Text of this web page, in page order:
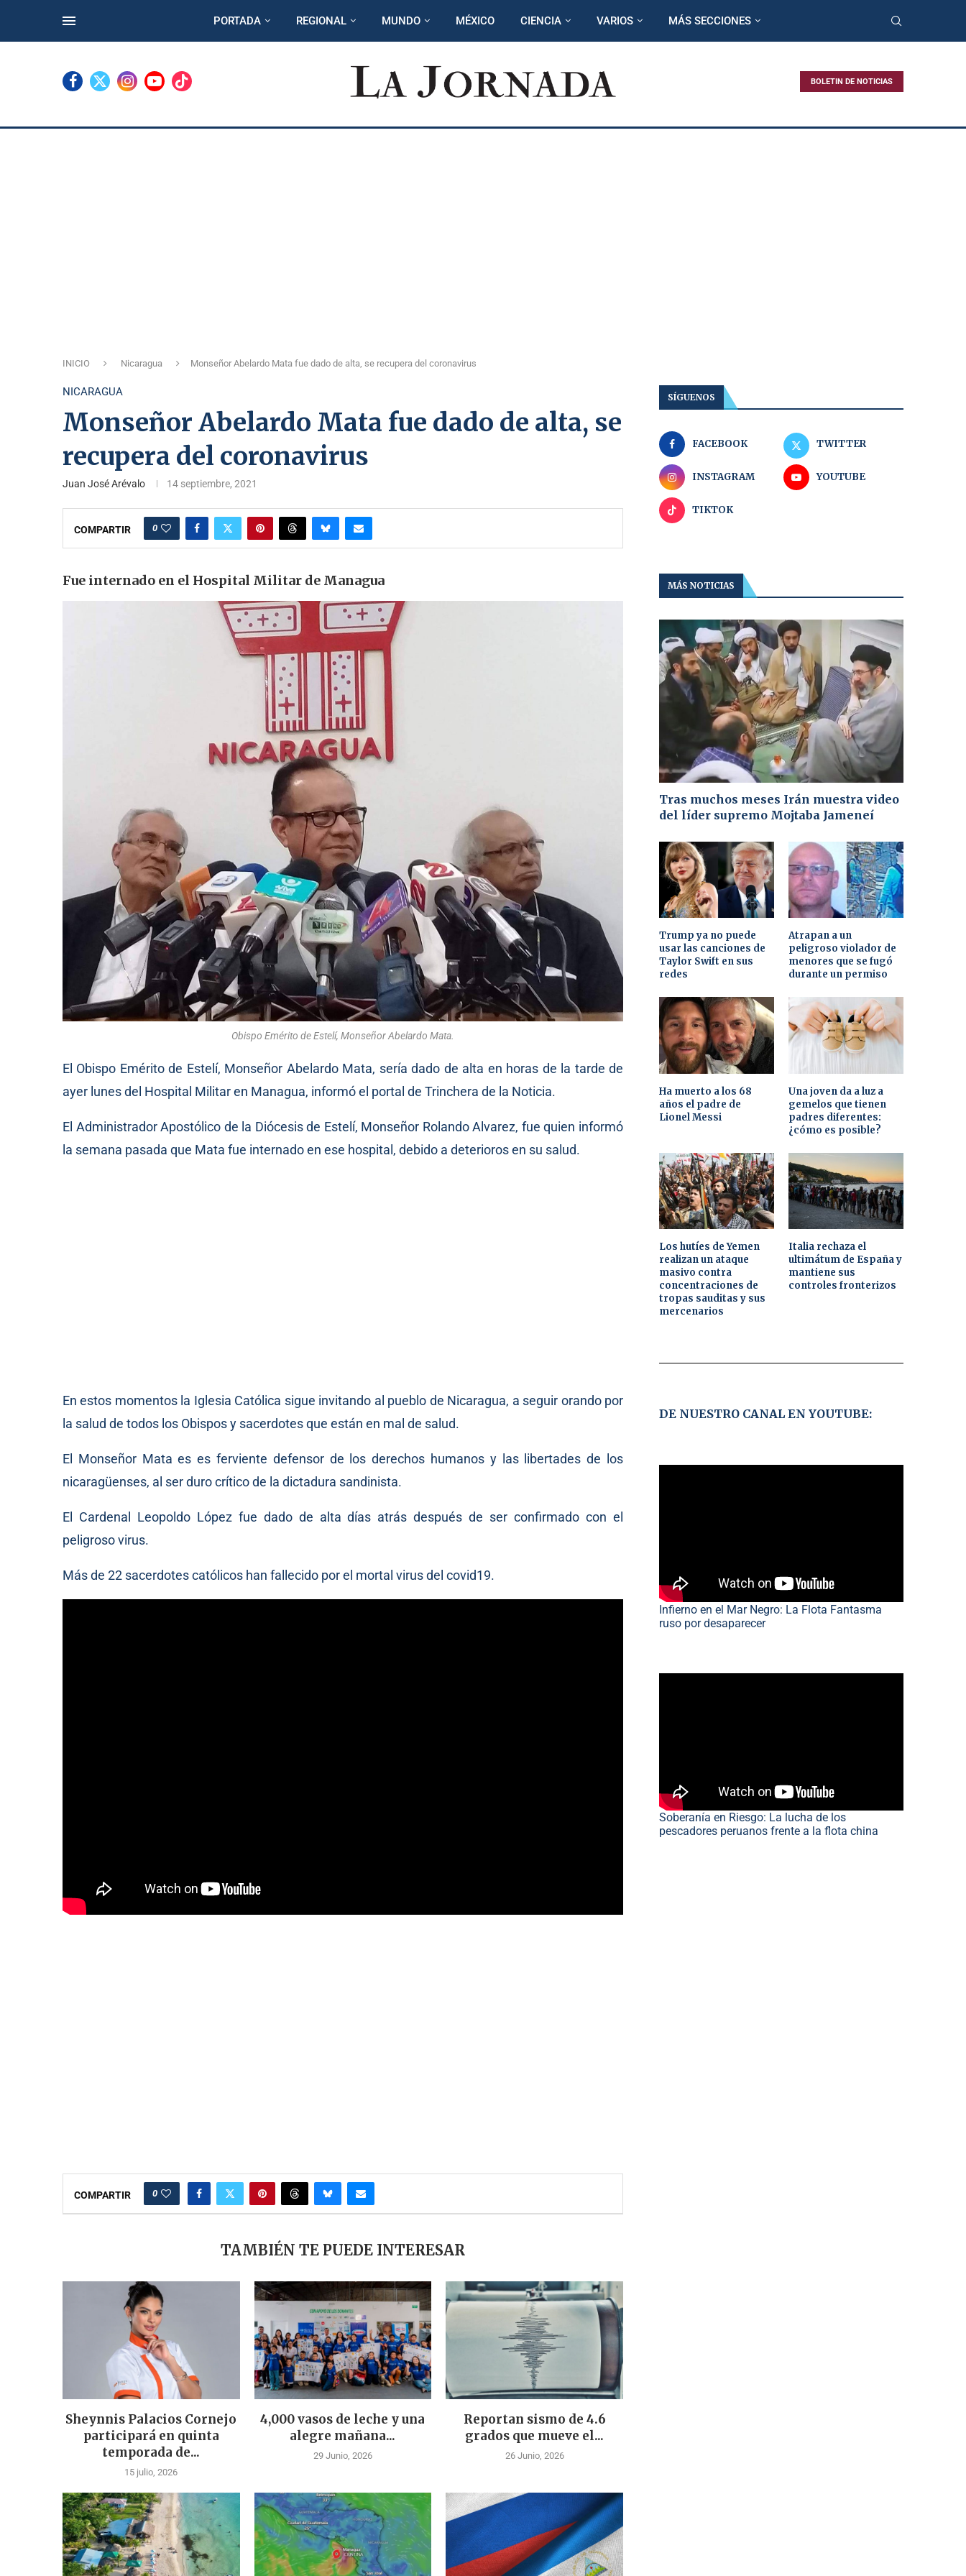
PORTADA REGIONAL MUNDO MÉXICO CIENCIA VARIOS MÁS SECCIONES
BOLETIN DE NOTICIAS
INICIO Nicaragua Monseñor Abelardo Mata fue dado de alta, se recupera del coronavirus
NICARAGUA
Monseñor Abelardo Mata fue dado de alta, se
recupera del coronavirus
Juan José Arévalo 14 septiembre, 2021
COMPARTIR 0
Fue internado en el Hospital Militar de Managua
Obispo Emérito de Estelí, Monseñor Abelardo Mata.
El Obispo Emérito de Estelí, Monseñor Abelardo Mata, sería dado de alta en horas de la tarde de
ayer lunes del Hospital Militar en Managua, informó el portal de Trinchera de la Noticia.
El Administrador Apostólico de la Diócesis de Estelí, Monseñor Rolando Alvarez, fue quien informó
la semana pasada que Mata fue internado en ese hospital, debido a deterioros en su salud.
En estos momentos la Iglesia Católica sigue invitando al pueblo de Nicaragua, a seguir orando por
la salud de todos los Obispos y sacerdotes que están en mal de salud.
El Monseñor Mata es es ferviente defensor de los derechos humanos y las libertades de los
nicaragüenses, al ser duro crítico de la dictadura sandinista.
El Cardenal Leopoldo López fue dado de alta días atrás después de ser confirmado con el
peligroso virus.
Más de 22 sacerdotes católicos han fallecido por el mortal virus del covid19.
COMPARTIR 0
TAMBIÉN TE PUEDE INTERESAR
Sheynnis Palacios Cornejo
participará en quinta
temporada de...
15 julio, 2026
4,000 vasos de leche y una
alegre mañana...
29 Junio, 2026
Reportan sismo de 4.6
grados que mueve el...
26 Junio, 2026
SÍGUENOS
FACEBOOK TWITTER
INSTAGRAM YOUTUBE
TIKTOK
MÁS NOTICIAS
Tras muchos meses Irán muestra video
del líder supremo Mojtaba Jameneí
Trump ya no puede
usar las canciones de
Taylor Swift en sus
redes
Atrapan a un
peligroso violador de
menores que se fugó
durante un permiso
Ha muerto a los 68
años el padre de
Lionel Messi
Una joven da a luz a
gemelos que tienen
padres diferentes:
¿cómo es posible?
Los hutíes de Yemen
realizan un ataque
masivo contra
concentraciones de
tropas sauditas y sus
mercenarios
Italia rechaza el
ultimátum de España y
mantiene sus
controles fronterizos
DE NUESTRO CANAL EN YOUTUBE:
Infierno en el Mar Negro: La Flota Fantasma
ruso por desaparecer
Soberanía en Riesgo: La lucha de los
pescadores peruanos frente a la flota china